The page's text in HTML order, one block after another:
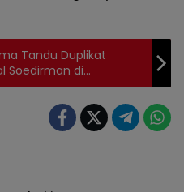
Tandu Duplikat
Soedirman di
Khidmat